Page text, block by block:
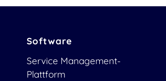
Software
Service Management-
Plattform